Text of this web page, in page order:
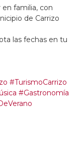
en familia, con
de Carrizo
las fechas en tu
#TurismoCarrizo
#Gastronomía